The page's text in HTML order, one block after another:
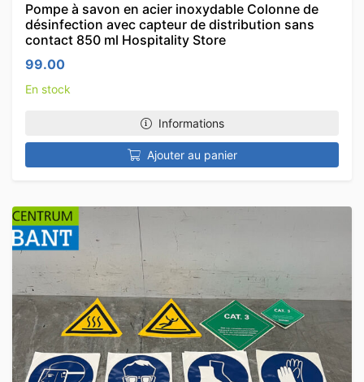
Pompe à savon en acier inoxydable Colonne de
désinfection avec capteur de distribution sans
contact 850 ml Hospitality Store
99.00
En stock
Informations
Ajouter au panier